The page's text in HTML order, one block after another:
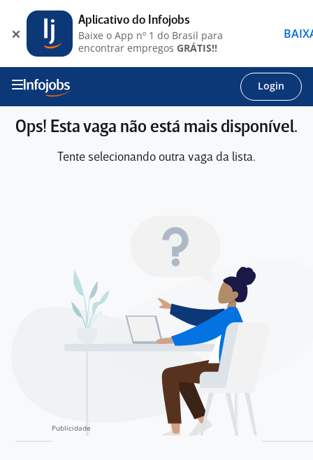
Login
Ops! Esta vaga não está mais disponível.
Tente selecionando outra vaga da lista.
Aplicativo do Infojobs
Baixe o App nº 1 do Brasil para
encontrar empregos GRÁTIS!!